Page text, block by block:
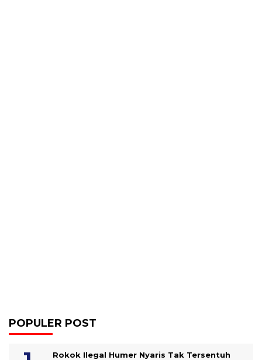
POPULER POST
Rokok Ilegal Humer Nyaris Tak Tersentuh